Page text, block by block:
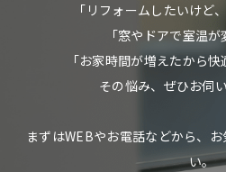
「リフォームしたいけど
「窓やドアで室温が
「お家時間が増えたから快
その悩み、ぜひお伺
まずはWEBやお電話などから、
い。